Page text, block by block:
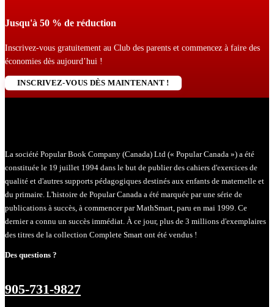
Jusqu'à 50 % de réduction
Inscrivez-vous gratuitement au Club des parents et commencez à faire des
économies dès aujourd’hui !
INSCRIVEZ-VOUS DÈS MAINTENANT !
La société Popular Book Company (Canada) Ltd (« Popular Canada ») a été
constituée le 19 juillet 1994 dans le but de publier des cahiers d'exercices de
qualité et d'autres supports pédagogiques destinés aux enfants de maternelle et
du primaire. L'histoire de Popular Canada a été marquée par une série de
publications à succès, à commencer par MathSmart, paru en mai 1999. Ce
dernier a connu un succès immédiat. À ce jour, plus de 3 millions d'exemplaires
des titres de la collection Complete Smart ont été vendus !
Des questions ?
905-731-9827